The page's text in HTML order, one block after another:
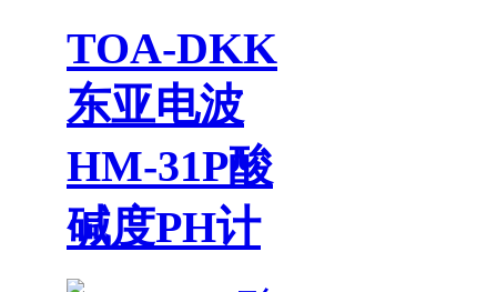
TOA-DKK
东亚电波
HM-31P酸
碱度PH计